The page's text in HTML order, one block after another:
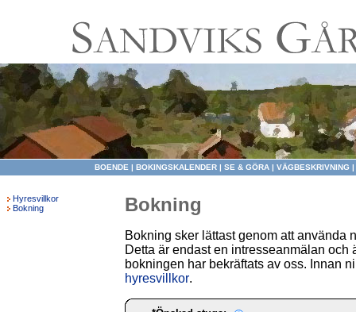
BOENDE | BOKINGSKALENDER | SE & GÖRA | VÄGBESKRIVNING |
Hyresvillkor
Bokning
Bokning
Bokning sker lättast genom att använda
Detta är endast en intresseanmälan och
bokningen har bekräftats av oss. Innan
hyresvillkor.